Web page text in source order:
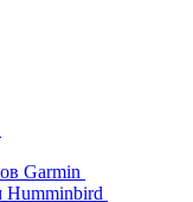
Garmin
Humminbird